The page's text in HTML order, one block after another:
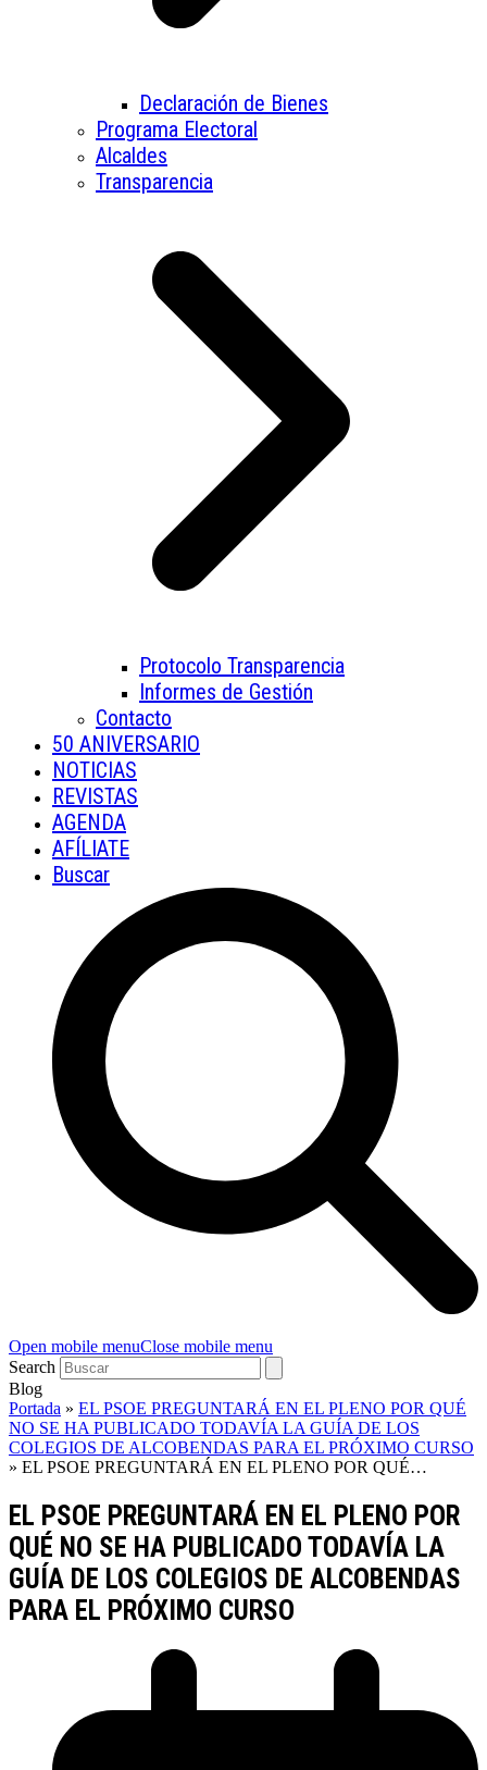
Declaración de Bienes
Programa Electoral
Alcaldes
Transparencia
Protocolo Transparencia
Informes de Gestión
Contacto
50 ANIVERSARIO
NOTICIAS
REVISTAS
AGENDA
AFÍLIATE
Buscar
Open mobile menuClose mobile menu
Search
Blog
Portada » EL PSOE PREGUNTARÁ EN EL PLENO POR QUÉ
NO SE HA PUBLICADO TODAVÍA LA GUÍA DE LOS
COLEGIOS DE ALCOBENDAS PARA EL PRÓXIMO CURSO
» EL PSOE PREGUNTARÁ EN EL PLENO POR QUÉ…
EL PSOE PREGUNTARÁ EN EL PLENO POR
QUÉ NO SE HA PUBLICADO TODAVÍA LA
GUÍA DE LOS COLEGIOS DE ALCOBENDAS
PARA EL PRÓXIMO CURSO